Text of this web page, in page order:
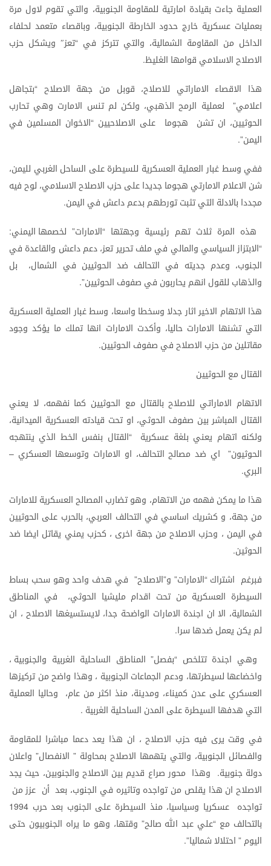
العملية جاءت بقيادة امارتية للمقاومة الجنوبية، والتي تقوم لاول مرة
بعمليات عسكرية خارج حدود الخارطة الجنوبية، وباقصاء متعمد لحلفاء
الداخل من المقاومة الشمالية، والتي تتركز في “تعز″ ويشكل حزب
الاصلاحالاسلامي قوامها الغليظ.
هذا الاقصاء الاماراتي للاصلاح، قوبل من جهة الاصلاح “بتجاهل
اعلامي” لعملية الرمح الذهبي، ولكن لم تنس الامارت وهي تحارب
الحوثيين، ان تشن هجوما على الاصلاحيين “الاخوان المسلمين في
اليمن”.
ففي وسطغبار العملية العسكرية للسيطرةعلى الساحل الغربي لليمن،
شن الاعلام الامارتي هجوماجديداعلىحزب الاصلاحالاسلامي، لوحفيه
مجددا بالادلة التيتثبتتورطهم بدعمداعش في اليمن.
هذه المرة ثلاث تهم رئيسية وجهتها “الامارات” لخصمها اليمني:
“الابتزازالسياسي والمالي في ملف تحريرتعز،دعمداعش والقاعدة في
الجنوب، وعدم جديته في التحالف ضد الحوثيين في الشمال،
بل
والذهاب للقول انهم يحاربون في صفوف الحوثيين”.
هذا الاتهام الاخيراثارجدلا وسخطا واسعا، وسطغبار العملية العسكرية
التي تشنها الامارات حاليا، وأكدت الامارات انها تملك ما يؤكد وجود
مقاتلين منحزب الاصلاحفي صفوف الحوثيين.
القتال مع الحوثيين
الاتهام الاماراتي للاصلاح بالقتال مع الحوثيين كما نفهمه، لا يعني
القتال المباشر بين صفوف الحوثي، او تحت قيادته العسكرية الميدانية،
ولكنه اتهام يعني بلغة عسكرية “القتال بنفس الخط الذي ينتهجه
الحوثيون” اي ضد مصالح التحالف، او الامارات وتوسعها العسكري –
البري.
هذا ما يمكن فهمه من الاتهام، وهوتضارب المصالحالعسكرية للامارات
من جهة، و كشريك اساسي في التحالف العربي، بالحرب على الحوثيين
في اليمن ، وحزب الاصلاح من جهة اخرى ، كحزب يمني يقاتل ايضا ضد
الحوثين.
فبرغم اشتراك “الامارات” و”الاصلاح” في هدف واحد وهو سحب بساط
السيطرة العسكرية من تحت اقدام مليشيا الحوثي، في المناطق
الشمالية، الا ان اجندة الامارات الواضحة جدا، لايستسيغها الاصلاح ، ان
لم يكن يعمل ضدها سرا.
وهي اجندة تتلخص “بفصل” المناطق الساحلية الغربية والجنوبية ،
واخضاعها لسيطرتها، ودعم الجماعات الجنوبية ، وهذا واضحمن تركيزها
العسكري على عدن كميناء، ومدينة، منذ اكثر من عام، وحاليا العملية
التي هدفها السيطرةعلى المدن الساحلية الغربية .
في وقت يرى فيه حزب الاصلاح ، ان هذا يعد دعما مباشرا للمقاومة
والفصائل الجنوبية، والتي يتهمها الاصلاح بمحاولة ” الانفصال” واعلان
دولة جنوبية. وهذا محور صراع قديم بين الاصلاح والجنوبين، حيث يجد
الاصلاح ان هذا يقلص من تواجده وتاثيره في الجنوب، بعد أن عزز من
تواجده عسكريا وسياسيا، منذ السيطرة على الجنوب بعد حرب
بالتحالف مع “علي عبد الله صالح” وقتها، وهو ما يراه الجنوبيون حتى
اليوم ” احتلالاشماليا”.